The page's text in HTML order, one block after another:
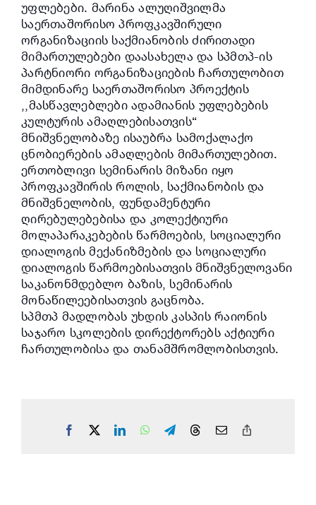
უფლებები. მარინა ალუღიშვილმა
საერთაშორისო პროფკავშირული
ორგანიზაციის საქმიანობის ძირითადი
მიმართულებები დაასახელა და სპმთპ-ის
პარტნიორი ორგანიზაციების ჩართულობით
მიმდინარე საერთაშორისო პროექტის
,,მასწავლებლები ადამიანის უფლებების
კულტურის ამაღლებისათვის“
მნიშვნელობაზე ისაუბრა სამოქალაქო
ცნობიერების ამაღლების მიმართულებით.
ერთობლივი სემინარის მიზანი იყო
პროფკავშირის როლის, საქმიანობის და
მნიშვნელობის, ფუნდამენტური
ღირებულებებისა და კოლექტიური
მოლაპარაკებების წარმოების, სოციალური
დიალოგის მექანიზმების და სოციალური
დიალოგის წარმოებისათვის მნიშვნელოვანი
საკანონმდებლო ბაზის, სემინარის
მონაწილეებისათვის გაცნობა.
სპმთპ მადლობას უხდის კასპის რაიონის
საჯარო სკოლების დირექტორებს აქტიური
ჩართულობისა და თანამშრომლობისთვის.
Facebook LinkedInWhatsApp
TelegramThreadsEmail